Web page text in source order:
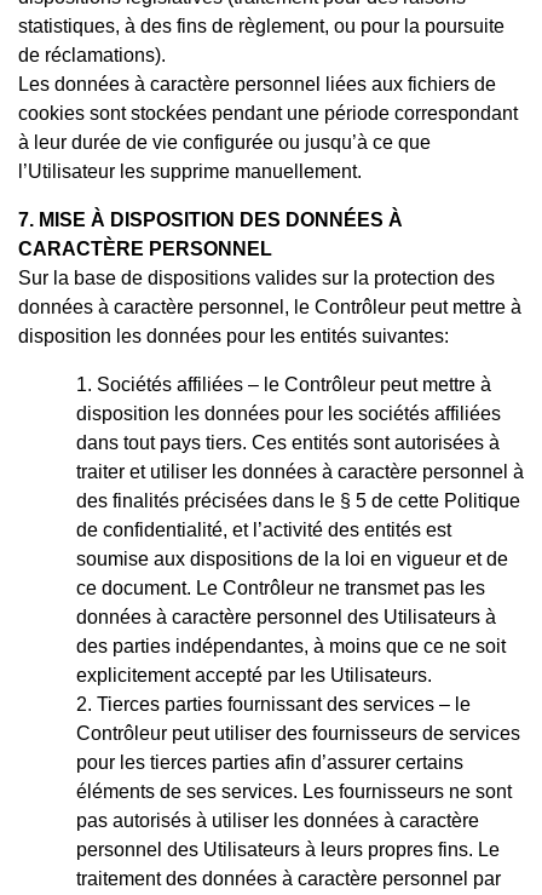
statistiques, à des fins de règlement, ou pour la poursuite
de réclamations).
Les données à caractère personnel liées aux fichiers de
cookies sont stockées pendant une période correspondant
à leur durée de vie configurée ou jusqu’à ce que
l’Utilisateur les supprime manuellement.
7. MISE À DISPOSITION DES DONNÉES À
CARACTÈRE PERSONNEL
Sur la base de dispositions valides sur la protection des
données à caractère personnel, le Contrôleur peut mettre à
disposition les données pour les entités suivantes:
Sociétés affiliées – le Contrôleur peut mettre à
disposition les données pour les sociétés affiliées
dans tout pays tiers. Ces entités sont autorisées à
traiter et utiliser les données à caractère personnel à
des finalités précisées dans le § 5 de cette Politique
de confidentialité, et l’activité des entités est
soumise aux dispositions de la loi en vigueur et de
ce document. Le Contrôleur ne transmet pas les
données à caractère personnel des Utilisateurs à
des parties indépendantes, à moins que ce ne soit
explicitement accepté par les Utilisateurs.
Tierces parties fournissant des services – le
Contrôleur peut utiliser des fournisseurs de services
pour les tierces parties afin d’assurer certains
éléments de ses services. Les fournisseurs ne sont
pas autorisés à utiliser les données à caractère
personnel des Utilisateurs à leurs propres fins. Le
traitement des données à caractère personnel par